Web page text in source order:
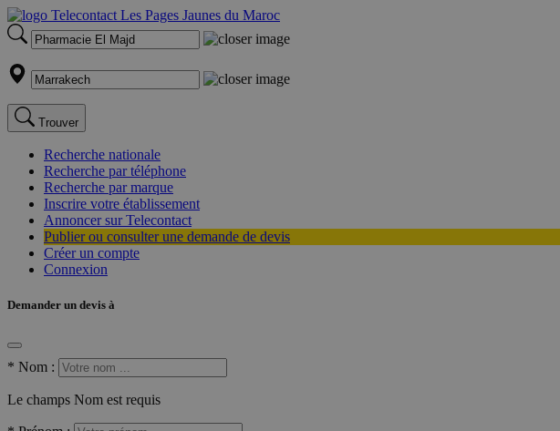
Trouver
Recherche nationale
Recherche par téléphone
Recherche par marque
Inscrire votre établissement
Annoncer sur Telecontact
Publier ou consulter une demande de devis
Créer un compte
Connexion
Demander un devis à
* Nom :
Le champs Nom est requis